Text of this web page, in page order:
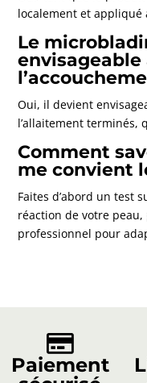
localement et appliqué
Le
envisageable
Oui, il devient
l’allaitement terminés,
Comment
me convient
Faites d’abord un test
réaction de votre peau,
professionnel pour

Paiement